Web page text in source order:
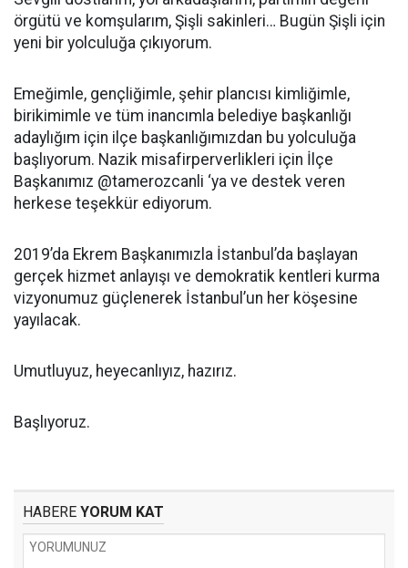
örgütü ve komşularım, Şişli sakinleri… Bugün Şişli için
yeni bir yolculuğa çıkıyorum.
Emeğimle, gençliğimle, şehir plancısı kimliğimle,
birikimimle ve tüm inancımla belediye başkanlığı
adaylığım için ilçe başkanlığımızdan bu yolculuğa
başlıyorum. Nazik misafirperverlikleri için İlçe
Başkanımız @tamerozcanli ‘ya ve destek veren
herkese teşekkür ediyorum.
2019’da Ekrem Başkanımızla İstanbul’da başlayan
gerçek hizmet anlayışı ve demokratik kentleri kurma
vizyonumuz güçlenerek İstanbul’un her köşesine
yayılacak.
Umutluyuz, heyecanlıyız, hazırız.
Başlıyoruz.
HABERE YORUM KAT